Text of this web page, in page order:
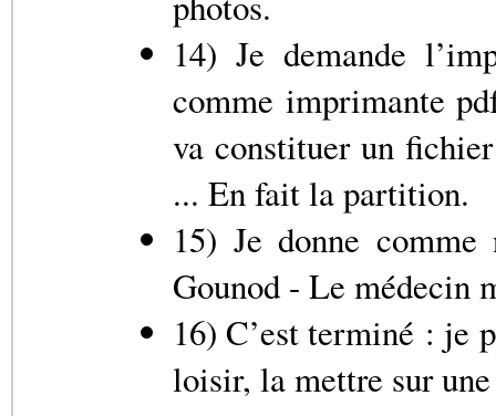
14) Je demande
comme imprimante
va constituer un
... En fait la partition.
15) Je donne
Gounod - Le médecin
16) C’est terminé : je
loisir, la mettre sur